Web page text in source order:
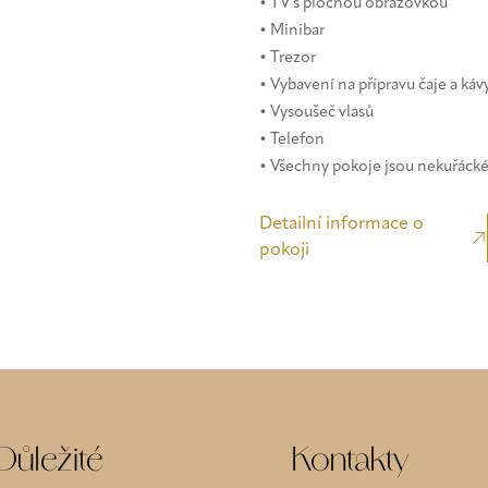
• TV s plochou obrazovkou
• Minibar
• Trezor
• Vybavení na přípravu čaje a
• Vysoušeč vlasů
• Telefon
• Všechny pokoje jsou nekuřácké
Detailní informace o
pokoji
Kontakty